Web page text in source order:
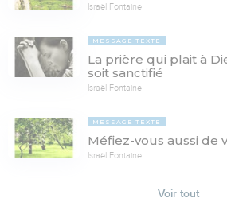
Israël Fontaine
MESSAGE TEXTE
La prière qui plait à
soit sanctifié
Israël Fontaine
MESSAGE TEXTE
Méfiez-vous aussi de
Israël Fontaine
Voir tout